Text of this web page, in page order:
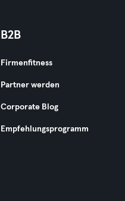
B2B
Firmenfitness
Partner werden
Corporate Blog
Empfehlungsprogramm